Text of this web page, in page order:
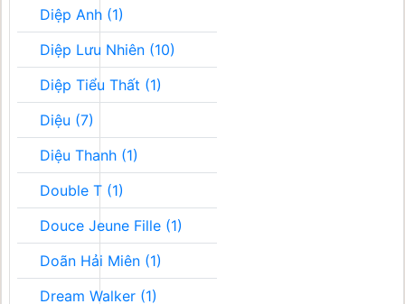
Diệp Anh (1)
Diệp Lưu Nhiên (10)
Diệp Tiểu Thất (1)
Diệu (7)
Diệu Thanh (1)
Double T (1)
Douce Jeune Fille (1)
Doãn Hải Miên (1)
Dream Walker (1)